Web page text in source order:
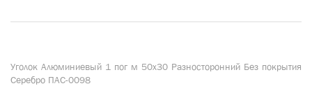
Уголок Алюминиевый 1 пог м 50х30 Разносторонний Без покрытия
Серебро ПАС-0098